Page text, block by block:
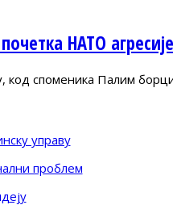
НАТО агресије
код споменика Палим
управу
проблем